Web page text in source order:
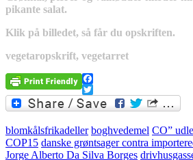
pikante salat.
Klik på billedet, så får du opskriften.
vegetaropskrift, vegetarret
Facebook
Twitter
blomkålsfrikadeller boghvedemel CO”
COP15 danske grøntsager contra
Jorge Alberto Da Silva Borges